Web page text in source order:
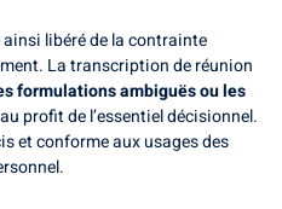
libéré de la contrainte
La transcription de réunion
formulations ambiguës ou les
au profit de l’essentiel décisionnel.
et conforme aux usages des